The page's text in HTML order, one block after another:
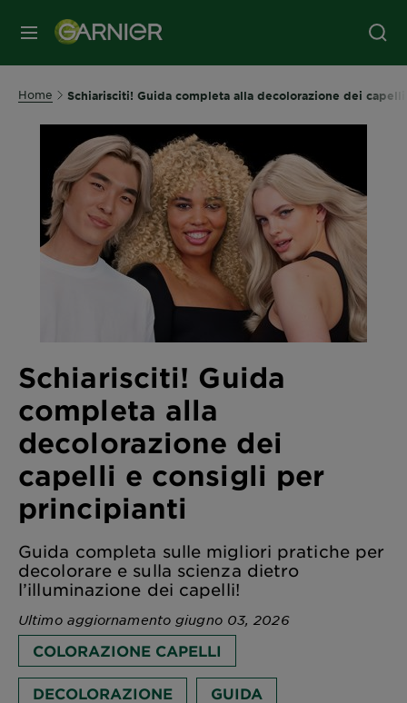
MENU
Home Schiarisciti! Guida completa alla decolorazione dei
Schiarisciti! Guida
completa alla
decolorazione dei
capelli e consigli per
principianti
Guida completa sulle migliori pratiche per
decolorare e sulla scienza dietro
l’illuminazione dei capelli!
Ultimo aggiornamento giugno 03, 2026
COLORAZIONE CAPELLI
DECOLORAZIONE GUIDA